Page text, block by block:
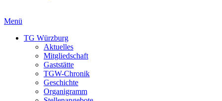
Menü
TG Würzburg
Aktuelles
Mitgliedschaft
Gaststätte
TGW-Chronik
Geschichte
Organigramm